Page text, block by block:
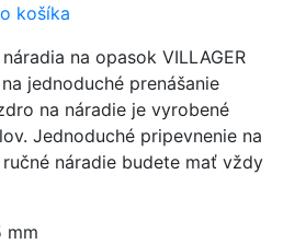
košíka
na opasok VILLAGER
jednoduché prenášanie
na náradie je vyrobené
Jednoduché pripevnenie na
náradie budete mať vždy
mm